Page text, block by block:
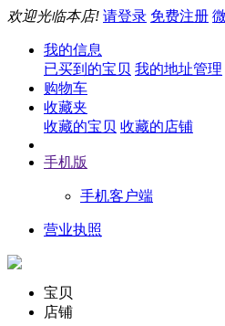
欢迎光临本店! 请登录 免费注册
我的信息
已买到的宝贝 我的地址管理
购物车
收藏夹
收藏的宝贝 收藏的店铺
手机版
手机客户端
营业执照
宝贝
店铺